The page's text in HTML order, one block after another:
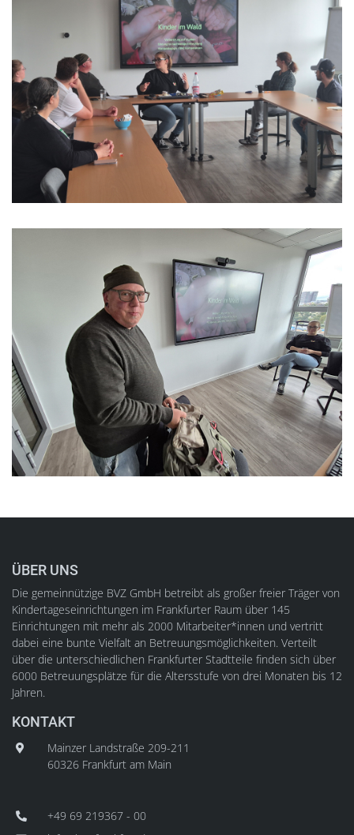
ÜBER UNS
Die gemeinnützige BVZ GmbH betreibt als großer freier Träger von
Kindertageseinrichtungen im Frankfurter Raum über 145
Einrichtungen mit mehr als 2000 Mitarbeiter*innen und vertritt
dabei eine bunte Vielfalt an Betreuungsmöglichkeiten. Verteilt
über die unterschiedlichen Frankfurter Stadtteile finden sich über
6000 Betreuungsplätze für die Altersstufe von drei Monaten bis 12
Jahren.
KONTAKT
Mainzer Landstraße 209-211
60326 Frankfurt am Main
+49 69 219367 - 00